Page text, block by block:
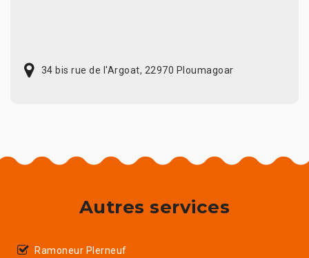
34 bis rue de l'Argoat, 22970 Ploumagoar
Autres services
Ramoneur Plerneuf